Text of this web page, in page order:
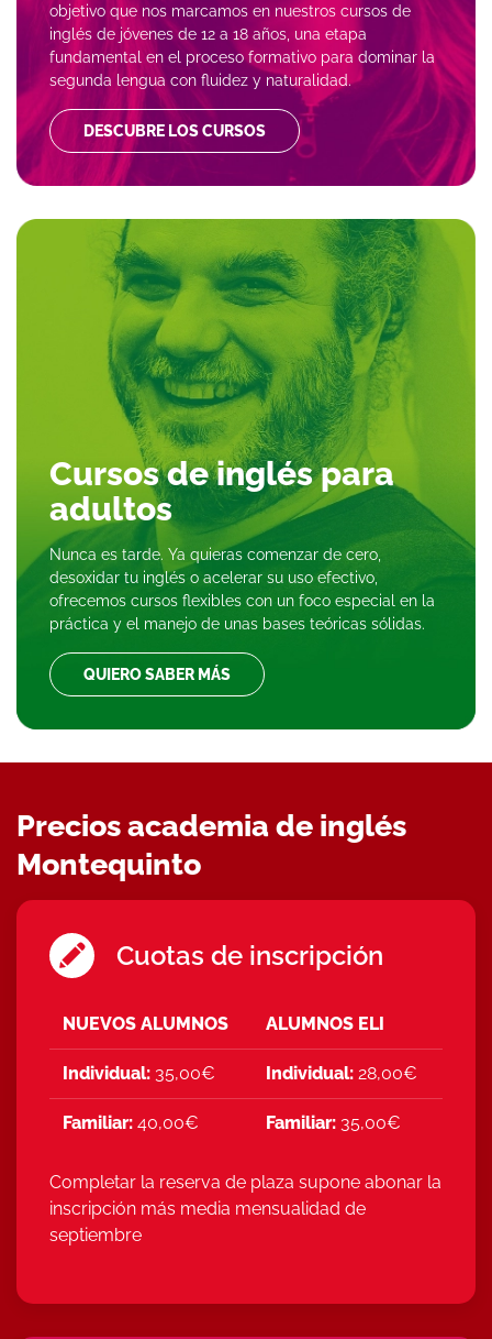
objetivo que nos marcamos en nuestros cursos de
inglés de jóvenes de 12 a 18 años, una etapa
fundamental en el proceso formativo para dominar la
segunda lengua con fluidez y naturalidad.
DESCUBRE LOS CURSOS
Cursos de inglés para
adultos
Nunca es tarde. Ya quieras comenzar de cero,
desoxidar tu inglés o acelerar su uso efectivo,
ofrecemos cursos flexibles con un foco especial en la
práctica y el manejo de unas bases teóricas sólidas.
QUIERO SABER MÁS
Precios academia de inglés
Montequinto
Cuotas de inscripción
NUEVOS ALUMNOS ALUMNOS ELI
Individual: 35,00€ Individual: 28,00€
Familiar: 40,00€ Familiar: 35,00€
Completar la reserva de plaza supone abonar la
inscripción más media mensualidad de
septiembre